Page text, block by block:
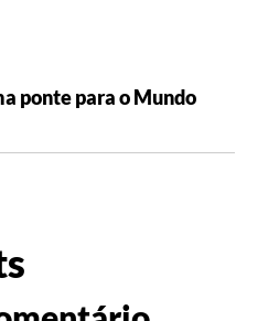
ponte para o Mundo